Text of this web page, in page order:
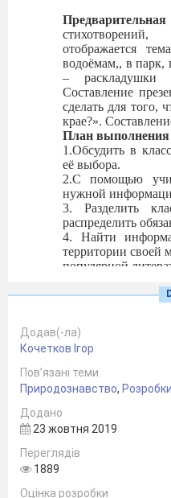
Предварительная
отображается
водоёмам,, в парк,
– раскладушки
Составление
сделать для того,
крае?».
План выполнения
1.Обсудить в
её выбора.
2.С помощью
нужной
3. Разделить
распределить
4. Найти
территории своей
популярной
6. Оформить
7. Оценить работу
Тип проекта
Время работы над
Оборудование
книжка-
слайдами,
Додав(-ла)
Кочетков Ігор
Пов’язані теми
Природознавство,
Додано
23 жовтня 2019
Переглядів
1889
Оцінка розробки